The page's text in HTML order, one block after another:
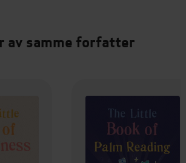
av samme forfatter